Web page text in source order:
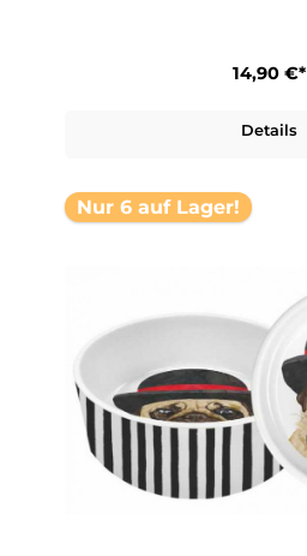
14,90 €*
Details
Nur 6 auf Lager!